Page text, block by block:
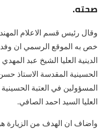
صحته.
وقال رئيس قسم الاعلام
خص به الموقع الرسمي ان
الدينية العليا الشيخ عبد
الحسينية المقدسة الاستاذ
المسؤولين في العتبة
العليا السيد احمد الصافي.
واضاف ان الهدف من الزيارة